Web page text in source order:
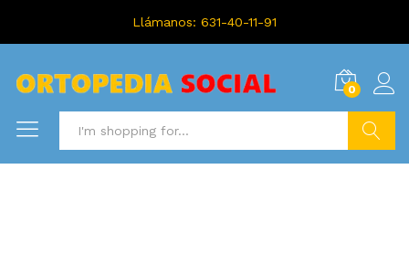
Llámanos: 631-40-11-91
0